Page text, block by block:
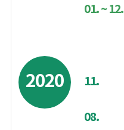
01. ~ 12.
2020 11.
08.